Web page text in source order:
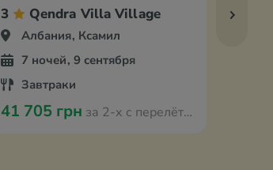
3 Qendra Villa Village
Албания, Ксамил
7 ночей, 9 сентября
Завтраки
41 705 грн за 2-х с перелётом из Вроцлава